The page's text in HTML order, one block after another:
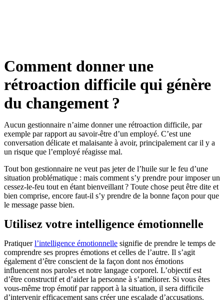
Comment donner une
rétroaction difficile qui génère
du changement ?
Aucun gestionnaire n’aime donner une rétroaction difficile, par
exemple par rapport au savoir-être d’un employé. C’est une
conversation délicate et malaisante à avoir, principalement car il y a
un risque que l’employé réagisse mal.
Tout bon gestionnaire ne veut pas jeter de l’huile sur le feu d’une
situation problématique : mais comment s’y prendre pour imposer un
cessez-le-feu tout en étant bienveillant ? Toute chose peut être dite et
bien comprise, encore faut-il s’y prendre de la bonne façon pour que
le message passe bien.
Utilisez votre intelligence émotionnelle
Pratiquerl’intelligence émotionnelle signifie de prendre le temps de
comprendre ses propres émotions et celles de l’autre. Il s’agit
également d’être conscient de la façon dont nos émotions
influencent nos paroles et notre langage corporel. L’objectif est
d’être constructif et d’aider la personne à s’améliorer. Si vous êtes
vous-même trop émotif par rapport à la situation, il sera difficile
d’intervenir efficacement sans créer une escalade d’accusations.